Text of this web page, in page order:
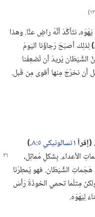
‏)‏
نتَأكَّدُ أنَّهُ راضٍ عنَّا.‏ وهذا
لِذلِك أصبَحَ رَجاؤُنا اليَومَ
يُريدُ أن تُضعِفَنا
بل أن نخرُجَ مِنها أقوى مِن قَبل.‏
‏(‏إقرأ١ تسالونيكي ٥:‏٨
‏.‏)‏
الأعداء.‏ بِشَكلٍ مُماثِل،‏
الشَّيْطَان.‏ فهو يُمطِرُنا
ولكنْ مِثلَما تحمي الخوذَةُ رَأسَ
لِيَهْوَه.‏